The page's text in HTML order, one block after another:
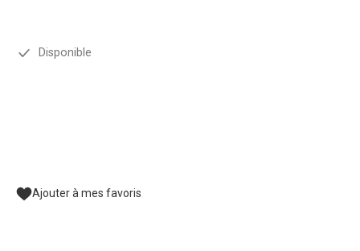
Disponible
Ajouter à mes favoris